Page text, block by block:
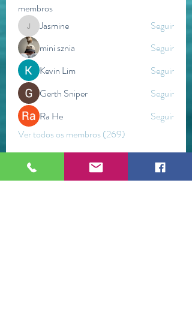
membros
JasmineJasmine
Seguir
mini sznia
Seguir
Kevin Lim
Seguir
Gerth Sniper
Seguir
Ra He
Seguir
Ver todos os membros (269)